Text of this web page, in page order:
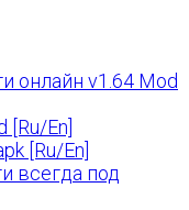
онлайн v1.64 Mod
[Ru/En]
всегда под